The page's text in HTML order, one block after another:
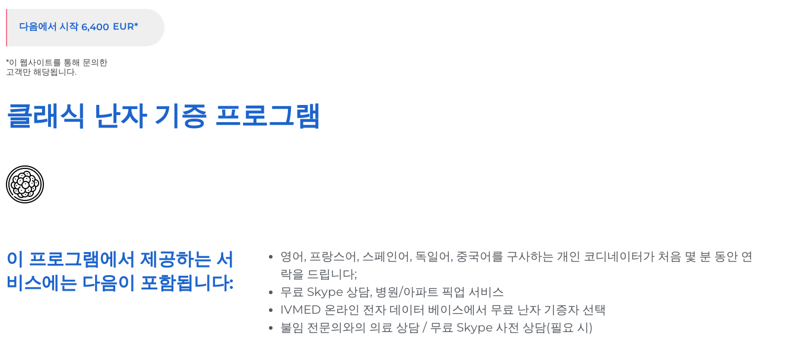
다음에서 시작 6,400 EUR*
*이 웹사이트를 통해 문의한
고객만 해당됩니다.
클래식 난자 기증 프로그램
이 프로그램에서 제공하는 서
비스에는 다음이 포함됩니다:
영어, 프랑스어, 스페인어, 독일어, 중국어를 구사하는 개인 코디네이터가 처음 몇 분 동안 연
락을 드립니다;
무료 Skype 상담, 병원/아파트 픽업 서비스
IVMED 온라인 전자 데이터 베이스에서 무료 난자 기증자 선택
불임 전문의와의 의료 상담 / 무료 Skype 사전 상담(필요 시)